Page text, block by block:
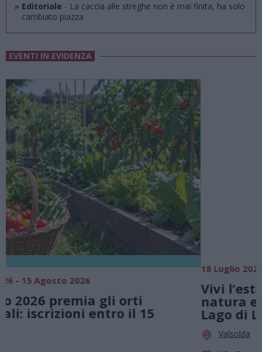
» Editoriale - La caccia alle streghe non è mai finita, ha solo
cambiato piazza
EVENTI IN EVIDENZA
18 Luglio 2026 - 15 Agosto 2026
Vivi l’estate a Villa Fogazzaro Roi. Tra
natura e atmosfere senza tempo sul
Lago di Lugano